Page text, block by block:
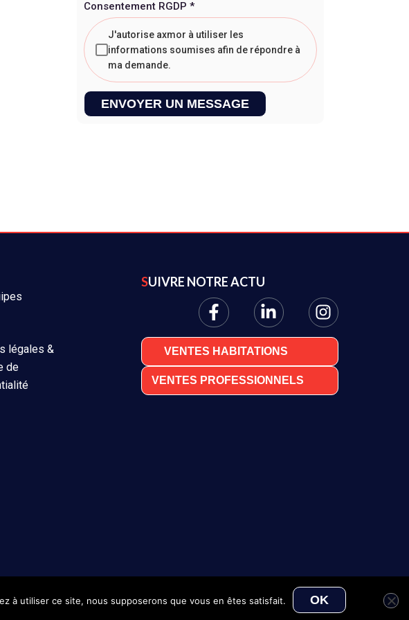
Consentement RGDP*
J'autorise axmor à utiliser les
informations soumises afin de répondre à
ma demande.
ENVOYER UN MESSAGE
légales &
de
SUIVRE NOTRE ACTU
VENTES HABITATIONS
VENTES PROFESSIONNELS
à utiliser ce site, nous supposerons que vous en êtes satisfait. OK